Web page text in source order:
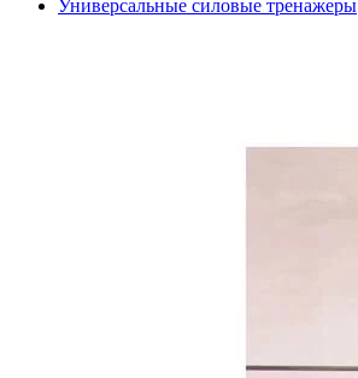
Универсальные силовые тренажеры